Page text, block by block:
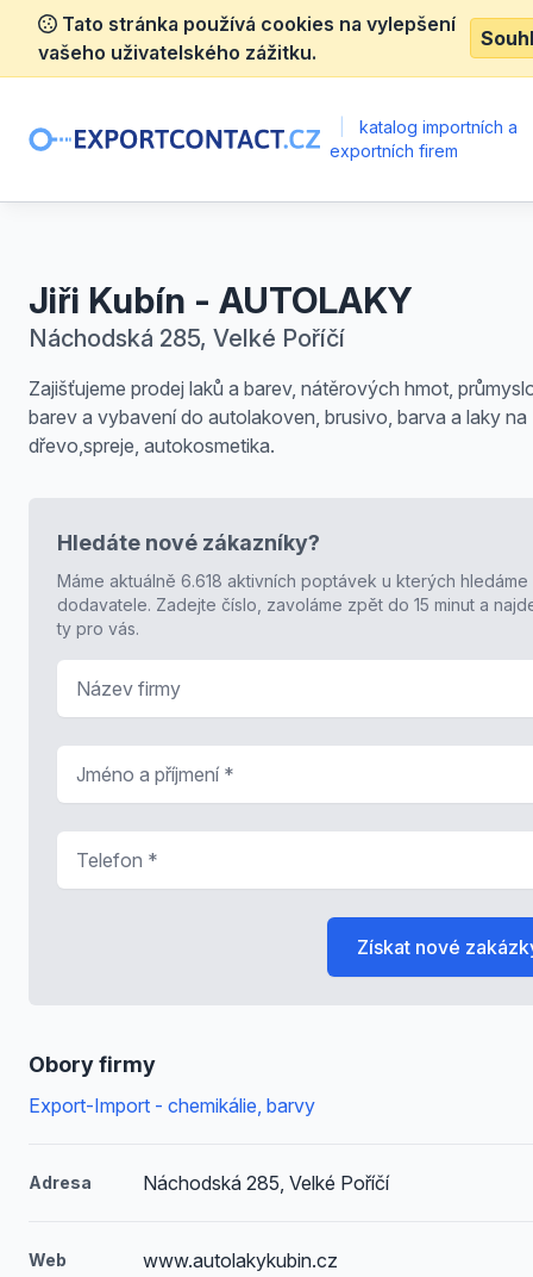
Tato stránka používá cookies na vylepšení
vašeho uživatelského zážitku.
katalog importních a
exportních firem
Jiři Kubín - AUTOLAKY
Náchodská 285, Velké Poříčí
Zajišťujeme prodej laků a barev, nátěrových hmot,
barev a vybavení do autolakoven, brusivo, barva a laky na
dřevo,spreje, autokosmetika.
Obory firmy
Export-Import - chemikálie, barvy
Adresa Náchodská 285, Velké Poříčí
Web www.autolakykubin.cz
Hledáte nové zákazníky?
Máme aktuálně 6.618 aktivních poptávek u kterých hledáme
dodavatele. Zadejte číslo, zavoláme zpět do 15 minut a
ty pro vás.
Získat nové